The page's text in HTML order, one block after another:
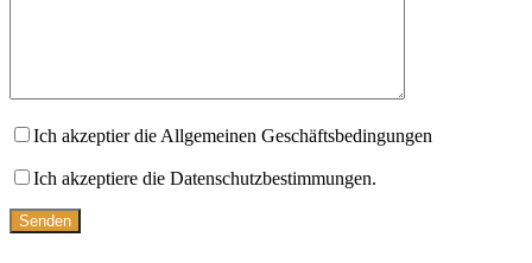
Ich akzeptier die Allgemeinen Geschäftsbedingungen
Ich akzeptiere die Datenschutzbestimmungen.